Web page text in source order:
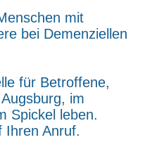
mit
bei Demenziellen
für Betroffene,
im
Spickel leben.
Ihren Anruf.